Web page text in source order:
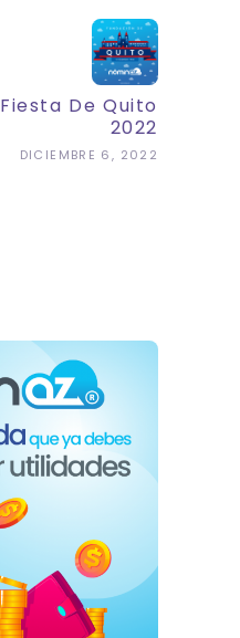
Fiesta De Quito
2022
DICIEMBRE 6, 2022